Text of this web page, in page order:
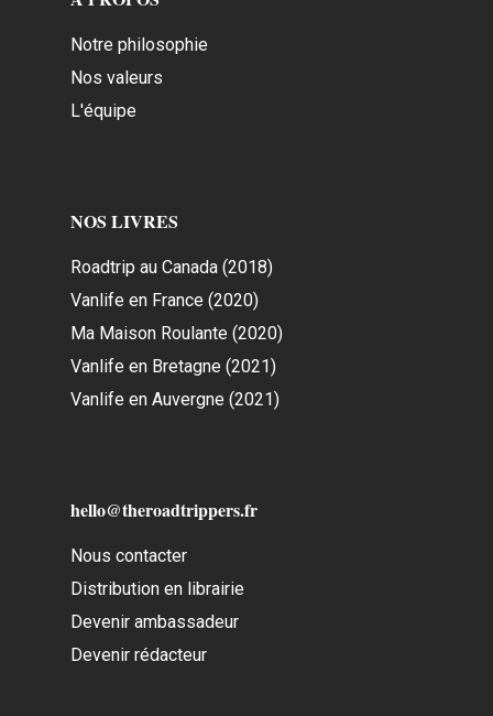
Notre philosophie
Nos valeurs
L'équipe
NOS LIVRES
Roadtrip au Canada (2018)
Vanlife en France (2020)
Ma Maison Roulante (2020)
Vanlife en Bretagne (2021)
Vanlife en Auvergne (2021)
hello@theroadtrippers.fr
Nous contacter
Distribution en librairie
Devenir ambassadeur
Devenir rédacteur